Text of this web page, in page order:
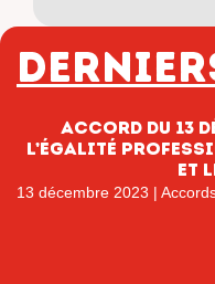
Accord du 13
l’égalité
et
13 décembre 2023 |